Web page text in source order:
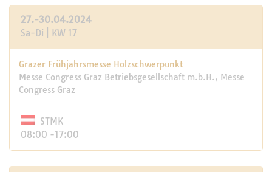
27.-30.04.2024
Sa-Di | KW 17
Grazer Frühjahrsmesse Holzschwerpunkt
Messe Congress Graz Betriebsgesellschaft m.b.H., Messe
Congress Graz
STMK
08:00 -17:00